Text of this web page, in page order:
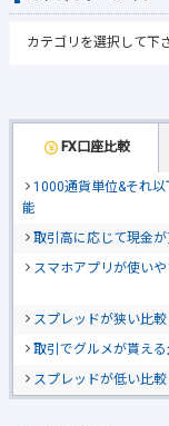
FX口座比較
1000通貨単位&それ
能
取引高に応じて現金
スマホアプリが使い
スプレッドが狭い比較
取引でグルメが貰え
スプレッドが低い比較